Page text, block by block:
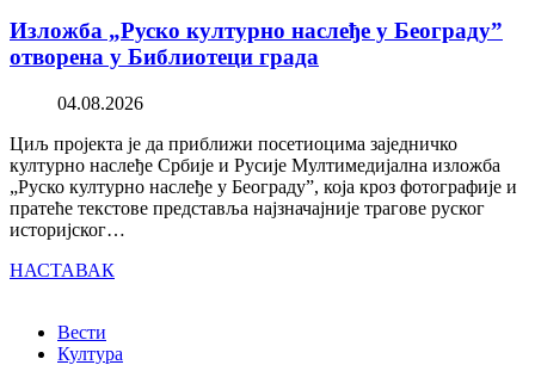
Изложба „Руско културно наслеђе у Београду”
отворена у Библиотеци града
04.08.2026
Циљ пројекта је да приближи посетиоцима заједничко
културно наслеђе Србије и Русије Мултимедијална изложба
„Руско културно наслеђе у Београду”, која кроз фотографије и
пратеће текстове представља најзначајније трагове руског
историјског…
НАСТАВАК
Вести
Култура